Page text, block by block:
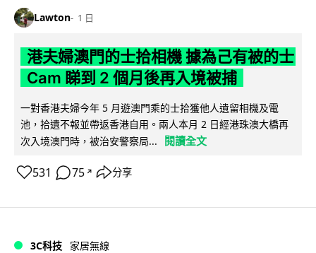
Lawton 1 日
港夫婦澳門的士拾相機 據為己有被的士
Cam 睇到 2 個月後再入境被捕
一對香港夫婦今年 5 月遊澳門乘的士拾獲他人遺留相機及電
池，拾遺不報並帶返香港自用。兩人本月 2 日經港珠澳大橋再
次入境澳門時，被治安警察局...
閱讀全文
531 75 ↗ 分享
3C科技 家居無線